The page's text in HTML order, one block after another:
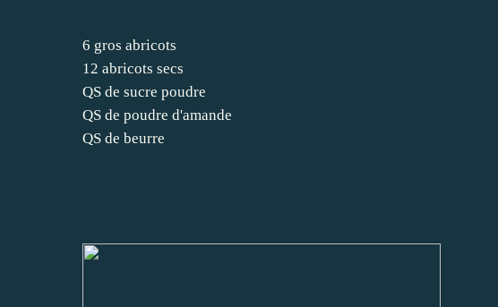
6 gros abricots
12 abricots secs
QS de sucre poudre
QS de poudre d'amande
QS de beurre